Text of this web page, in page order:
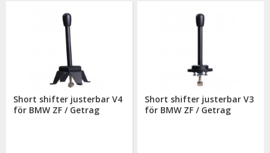
Short shifter justerbar V4
för BMW ZF / Getrag
Short shifter justerbar V3
för BMW ZF / Getrag